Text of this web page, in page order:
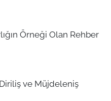
Örneği Olan Rehber
ve Müjdeleniş